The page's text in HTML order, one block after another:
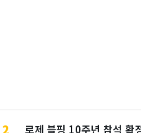
2 로제 블핑 10주년 참석 확